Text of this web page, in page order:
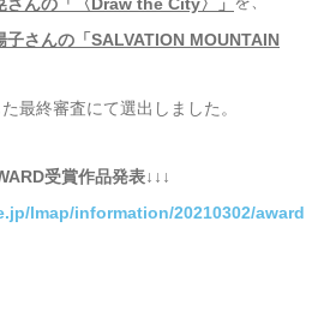
さんの「SALVATION MOUNTAIN
最終審査にて選出しました。
受賞作品発表↓↓↓
lmap/information/20210302/award